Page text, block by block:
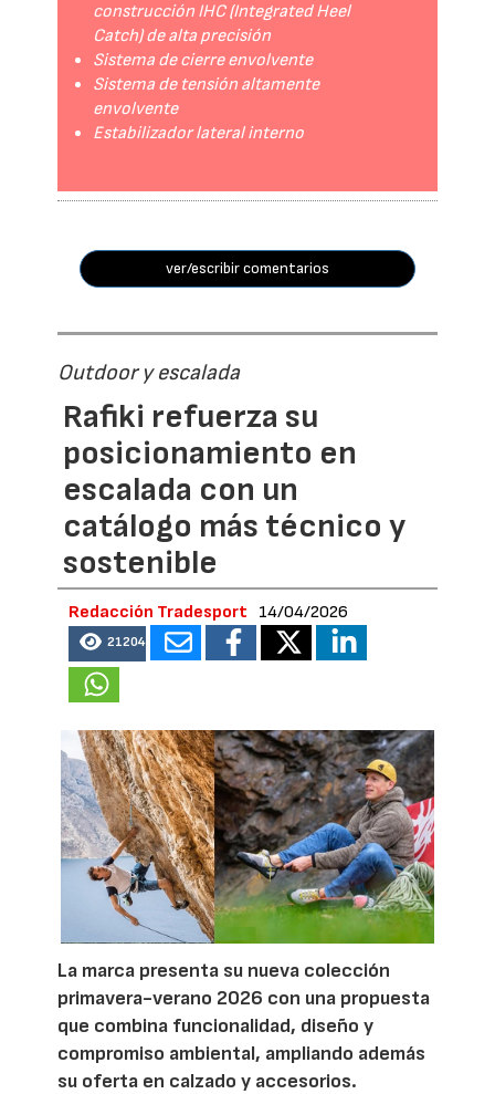
construcción IHC (Integrated Heel
Catch) de alta precisión
Sistema de cierre envolvente
Sistema de tensión altamente
envolvente
Estabilizador lateral interno
ver/escribir comentarios
Outdoor y escalada
Rafiki refuerza su
posicionamiento en
escalada con un
catálogo más técnico y
sostenible
Redacción Tradesport 14/04/2026
21204
La marca presenta su nueva colección
primavera-verano 2026 con una propuesta
que combina funcionalidad, diseño y
compromiso ambiental, ampliando además
su oferta en calzado y accesorios.